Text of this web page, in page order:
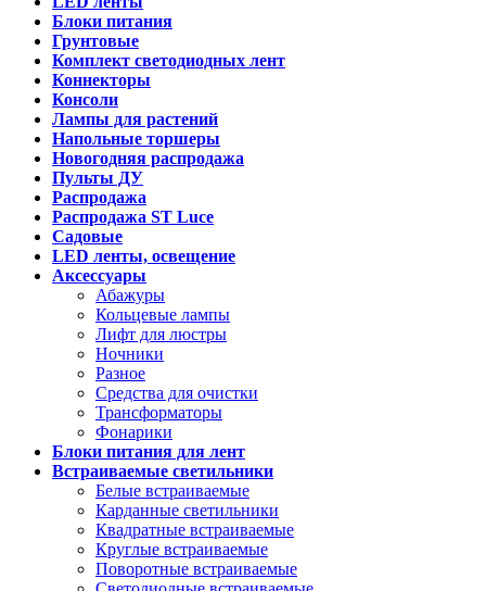
Блоки питания
Грунтовые
Комплект светодиодных лент
Коннекторы
Консоли
Лампы для растений
Напольные торшеры
Новогодняя распродажа
Пульты ДУ
Распродажа
Распродажа ST Luce
Садовые
LED ленты, освещение
Аксессуары
Абажуры
Кольцевые лампы
Лифт для люстры
Ночники
Разное
Средства для очистки
Трансформаторы
Фонарики
Блоки питания для лент
Встраиваемые светильники
Белые встраиваемые
Карданные светильники
Квадратные встраиваемые
Круглые встраиваемые
Поворотные встраиваемые